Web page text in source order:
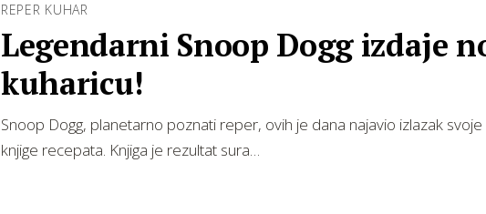
REPER KUHAR
Legendarni Snoop Dogg izdaje
kuharicu!
Snoop Dogg, planetarno poznati reper, ovih je dana najavio izlazak
knjige recepata. Knjiga je rezultat sura…